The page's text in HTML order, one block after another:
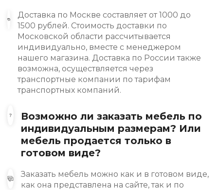
Доставка по Москве составляет от 1000 до
1500 рублей. Стоимость доставки по
Московской области рассчитывается
индивидуально, вместе с менеджером
нашего магазина. Доставка по России также
возможна, осуществляется через
транспортные компании по тарифам
транспортных компаний.
Возможно ли заказать мебель по
индивидуальным размерам? Или
мебель продается только в
готовом виде?
Заказать мебель можно как и в готовом виде,
как она представлена на сайте, так и по